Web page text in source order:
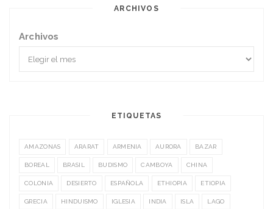
ARCHIVOS
Archivos
ETIQUETAS
AMAZONAS ARARAT ARMENIA AURORA BAZAR
BOREAL BRASIL BUDISMO CAMBOYA CHINA
COLONIA DESIERTO ESPAÑOLA ETHIOPIA ETIOPIA
GRECIA HINDUISMO IGLESIA INDIA ISLA LAGO